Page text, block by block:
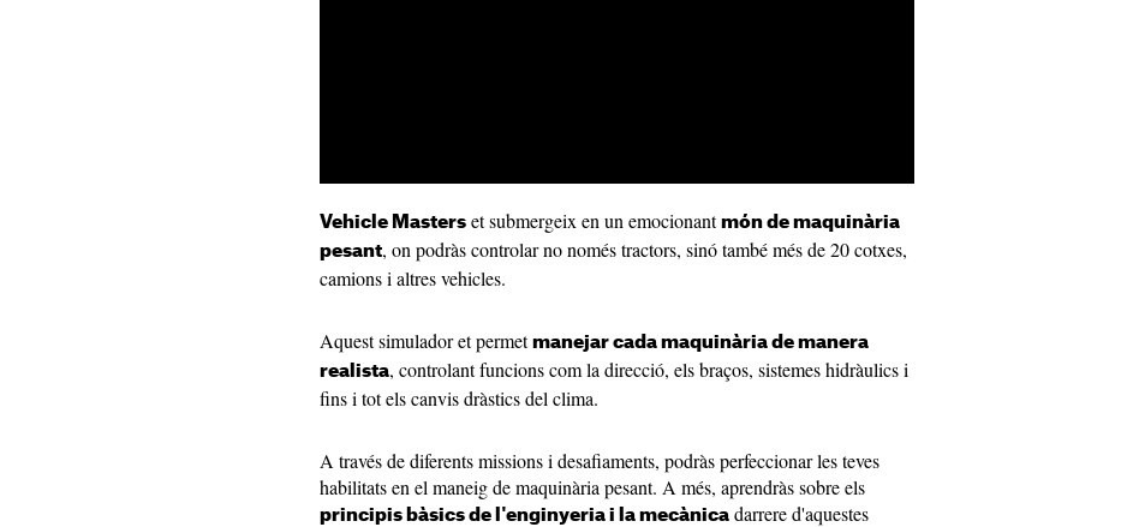
Vehicle Masters et submergeix en un emocionant món de maquinària
pesant, on podràs controlar no només tractors, sinó també més de 20 cotxes,
camions i altres vehicles.
Aquest simulador et permet manejar cada maquinària de manera
realista, controlant funcions com la direcció, els braços, sistemes hidràulics i
fins i tot els canvis dràstics del clima.
A través de diferents missions i desafiaments, podràs perfeccionar les teves
habilitats en el maneig de maquinària pesant. A més, aprendràs sobre els
principis bàsics de l'enginyeria i la mecànica darrere d'aquestes